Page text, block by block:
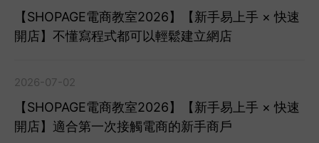
【SHOPAGE電商教室2026】【新手易上手 × 快速
開店】不懂寫程式都可以輕鬆建立網店
2026-07-02
【SHOPAGE電商教室2026】【新手易上手 × 快速
開店】適合第一次接觸電商的新手商戶